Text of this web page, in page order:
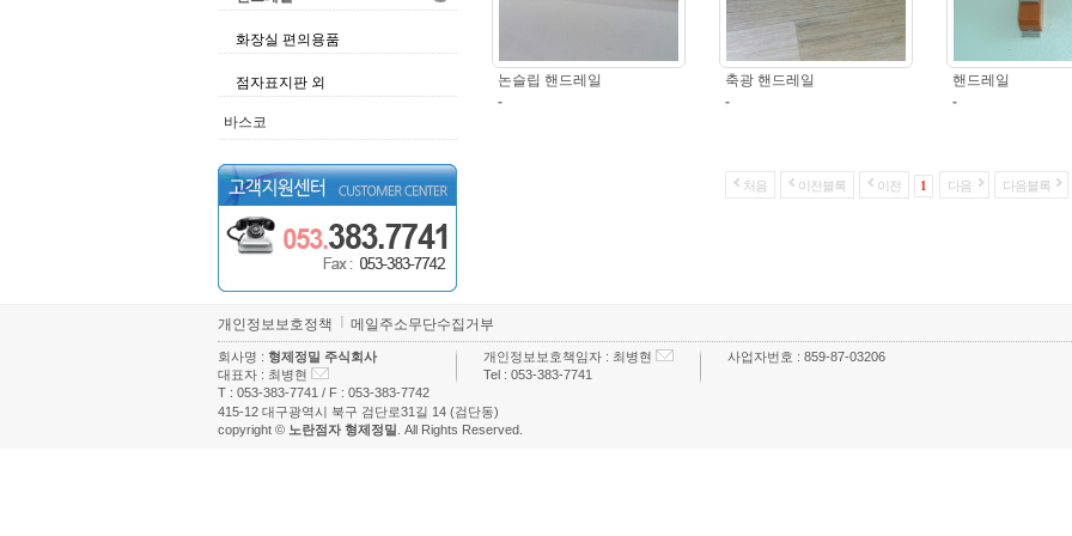
화장실 편의용품
점자표지판 외
바스코
논슬립 핸드레일
-
축광 핸드레일
-
핸드레일
-
처음 이전블록 이전 1 다음 다음블록
개인정보보호정책 메일주소무단수집거부
회사명 : 형제정밀 주식회사
대표자 : 최병현
T : 053-383-7741 / F : 053-383-7742
개인정보보호책임자 : 최병현
Tel : 053-383-7741
사업자번호 : 859-87-03206
415-12 대구광역시 북구 검단로31길 14 (검단동)
copyright © 노란점자 형제정밀 . All Rights Reserved.